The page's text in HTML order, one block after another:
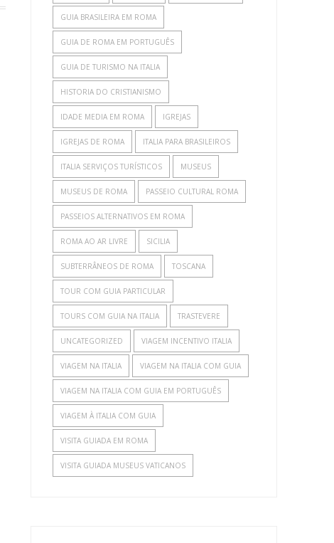
GUIA BRASILEIRA EM ROMA
GUIA DE ROMA EM PORTUGUÊS
GUIA DE TURISMO NA ITALIA
HISTORIA DO CRISTIANISMO
IDADE MEDIA EM ROMA IGREJAS
IGREJAS DE ROMA ITALIA PARA BRASILEIROS
ITALIA SERVIÇOS TURÍSTICOS MUSEUS
MUSEUS DE ROMA PASSEIO CULTURAL ROMA
PASSEIOS ALTERNATIVOS EM ROMA
ROMA AO AR LIVRE SICILIA
SUBTERRÂNEOS DE ROMA TOSCANA
TOUR COM GUIA PARTICULAR
TOURS COM GUIA NA ITALIA TRASTEVERE
UNCATEGORIZED VIAGEM INCENTIVO ITALIA
VIAGEM NA ITALIA VIAGEM NA ITALIA COM GUIA
VIAGEM NA ITALIA COM GUIA EM PORTUGUÊS
VIAGEM À ITALIA COM GUIA
VISITA GUIADA EM ROMA
VISITA GUIADA MUSEUS VATICANOS